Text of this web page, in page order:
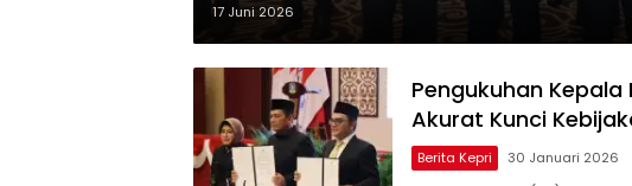
17 Juni 2026
Pengukuhan Kepala
Akurat Kunci
Berita Kepri 30 Januari 2026